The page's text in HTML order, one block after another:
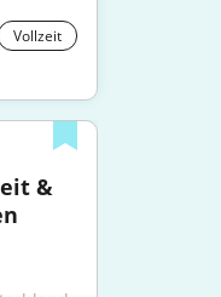
Vollzeit
&